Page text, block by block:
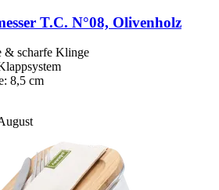
T.C. N°08, Olivenholz
& scharfe Klinge
8,5 cm